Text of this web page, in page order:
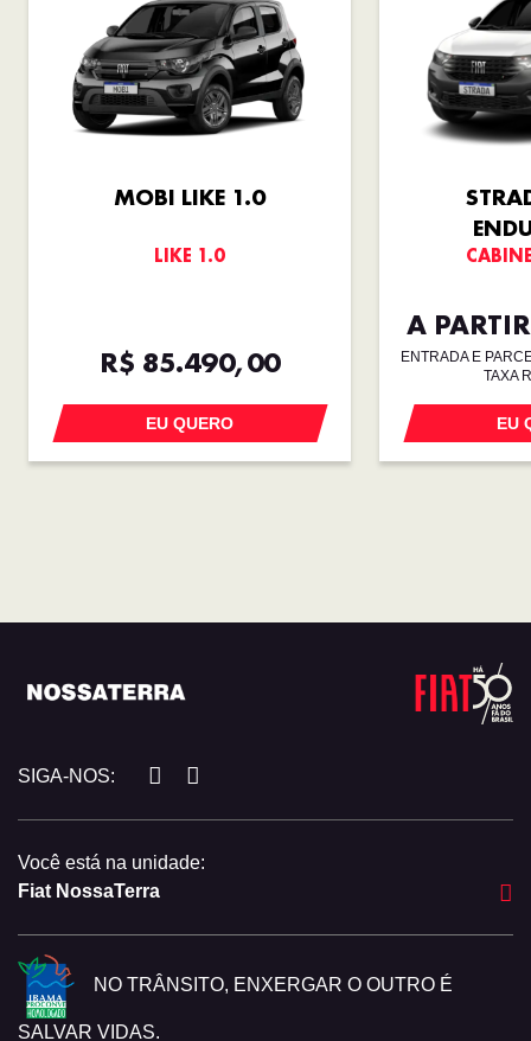
MOBI LIKE 1.0
LIKE 1.0
R$ 85.490,00
EU QUERO
A
ENTRADA E
TAXA
EU
SIGA-NOS:
Você está na unidade:
Fiat NossaTerra
NO TRÂNSITO, ENXERGAR O OUTRO É
SALVAR VIDAS.